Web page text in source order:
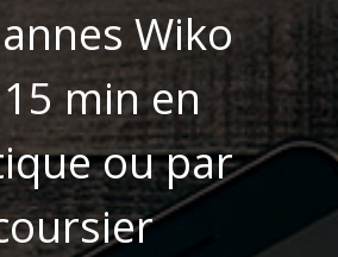
Wiko
min en
ou par